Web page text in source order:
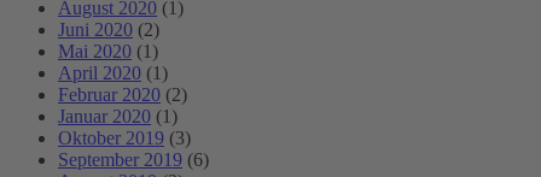
August 2020 (1)
Juni 2020 (2)
Mai 2020 (1)
April 2020 (1)
Februar 2020 (2)
Januar 2020 (1)
Oktober 2019 (3)
September 2019 (6)